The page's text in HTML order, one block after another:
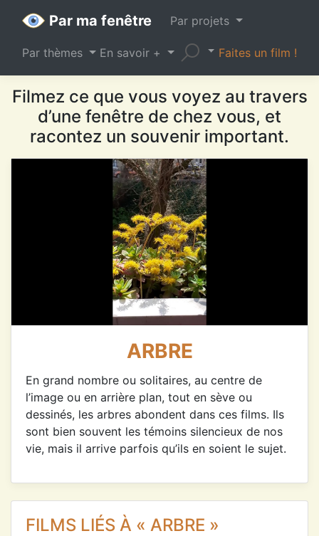
Par ma fenêtre Par projets
Par thèmes En savoir + Faites un film !
Filmez ce que vous voyez au travers
d’une fenêtre de chez vous, et
racontez un souvenir important.
ARBRE
En grand nombre ou solitaires, au centre de
l’image ou en arrière plan, tout en sève ou
dessinés, les arbres abondent dans ces films. Ils
sont bien souvent les témoins silencieux de nos
vie, mais il arrive parfois qu’ils en soient le sujet.
FILMS LIÉS À « ARBRE »